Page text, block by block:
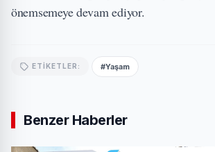
önemsemeye devam ediyor.
ETIKETLER: #Yaşam
Benzer Haberler